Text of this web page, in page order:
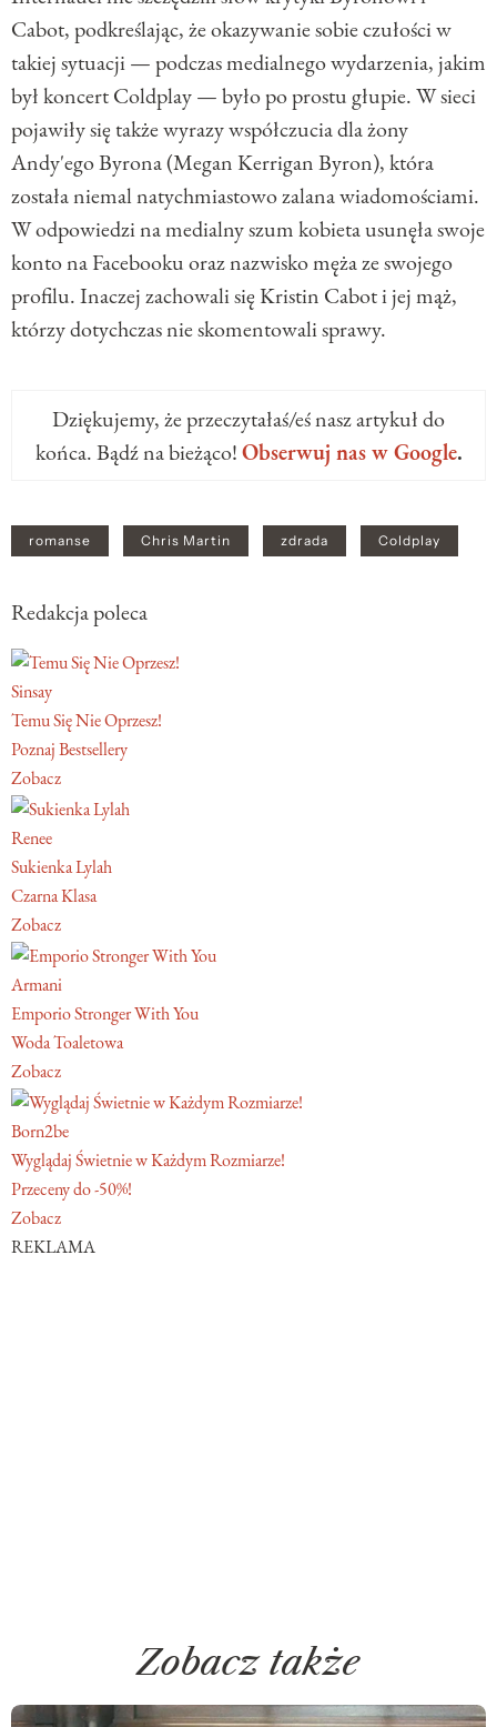
Cabot, podkreślając, że okazywanie sobie czułości w
takiej sytuacji — podczas medialnego wydarzenia, jakim
był koncert Coldplay — było po prostu głupie. W sieci
pojawiły się także wyrazy współczucia dla żony
Andy'ego Byrona (Megan Kerrigan Byron), która
została niemal natychmiastowo zalana wiadomościami.
W odpowiedzi na medialny szum kobieta usunęła swoje
konto na Facebooku oraz nazwisko męża ze swojego
profilu. Inaczej zachowali się Kristin Cabot i jej mąż,
którzy dotychczas nie skomentowali sprawy.
Dziękujemy, że przeczytałaś/eś nasz artykuł do
końca. Bądź na bieżąco!Obserwuj nas w Google.
romanse Chris Martin zdrada Coldplay
Redakcja poleca
Sinsay
Temu Się Nie Oprzesz!
Poznaj Bestsellery
Zobacz
Renee
Sukienka Lylah
Czarna Klasa
Zobacz
Armani
Emporio Stronger With You
Woda Toaletowa
Zobacz
Born2be
Wyglądaj Świetnie w Każdym Rozmiarze!
Przeceny do -50%!
Zobacz
REKLAMA
Zobacz także